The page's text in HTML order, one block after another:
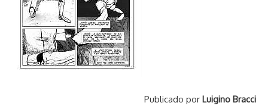
Publicado por Luigino Bracci